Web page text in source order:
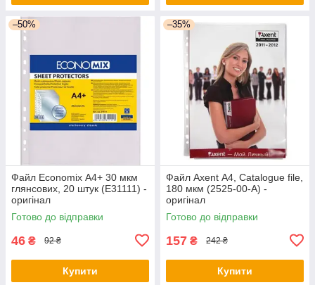
–50%
Файл Economix А4+ 30 мкм
глянсових, 20 штук (E31111) -
оригінал
Готово до відправки
46 ₴ 92 ₴
Купити
–35%
Файл Axent А4, Catalogue file,
180 мкм (2525-00-А) -
оригінал
Готово до відправки
157 ₴ 242 ₴
Купити